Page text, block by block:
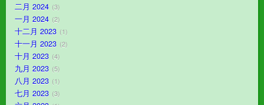
二月 2024 3
一月 2024 2
十二月 2023 1
十一月 2023 2
十月 2023 4
九月 2023 5
八月 2023 1
七月 2023 3